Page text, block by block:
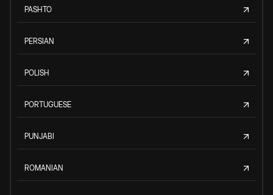
PASHTO
PERSIAN
POLISH
PORTUGUESE
PUNJABI
ROMANIAN